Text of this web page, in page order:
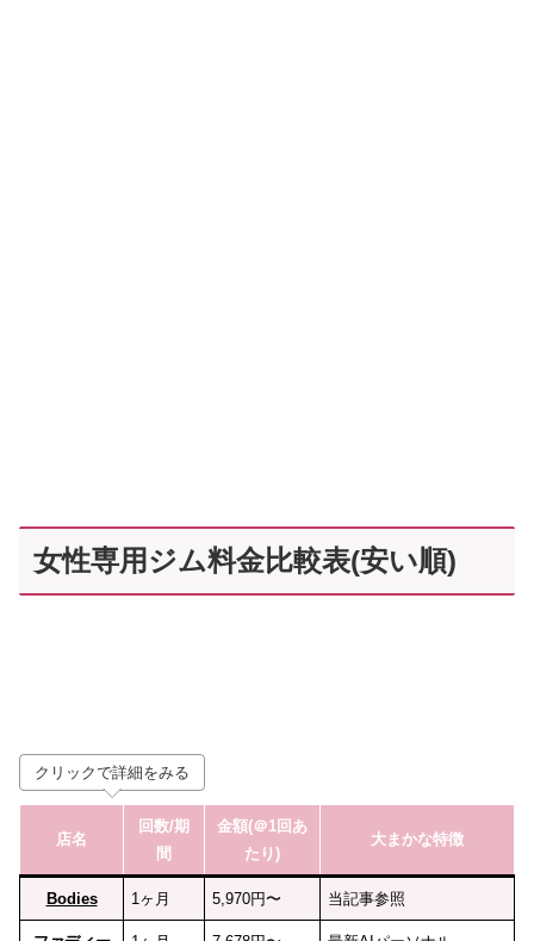
女性専用ジム料金比較表(安い順)
クリックで詳細をみる
店名
回数/期
間
金額(＠1回あ
たり)
大まかな特徴
Bodies 1ヶ月 5,970円〜 当記事参照